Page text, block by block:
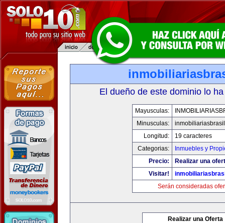
El dueño de este dominio lo
Mayusculas:
Minusculas:
Longitud:
19 caracteres
Categorias:
Inmuebles y
Precio:
Realizar una
Visitar!
Serán consideradas
Realizar una Oferta